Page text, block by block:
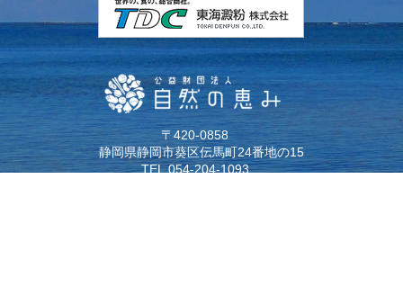
〒420-0858
静岡県静岡市葵区伝馬町24番地の15
TEL.054-204-1093